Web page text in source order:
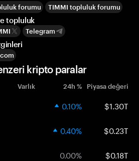
forumu TIMMI topluluk forumu
topluluk
Telegram
kripto paralar
Varlık 24h % Piyasa değeri
0.10% $1.30T
0.40% $0.23T
0.00% $0.18T